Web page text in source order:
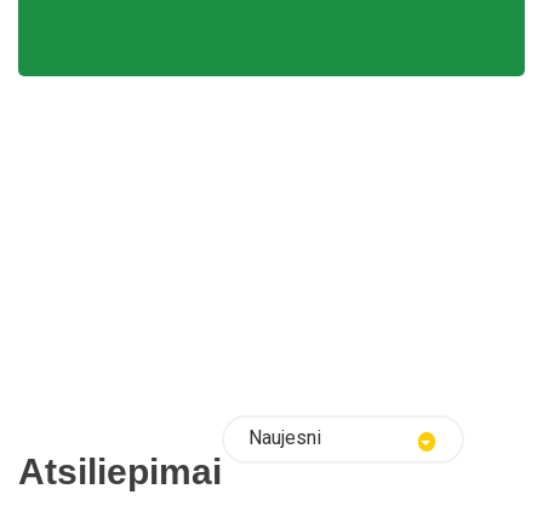
Atsiliepimai
Naujesni